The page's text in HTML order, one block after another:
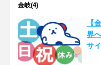
金岐(4)
【
界
サ